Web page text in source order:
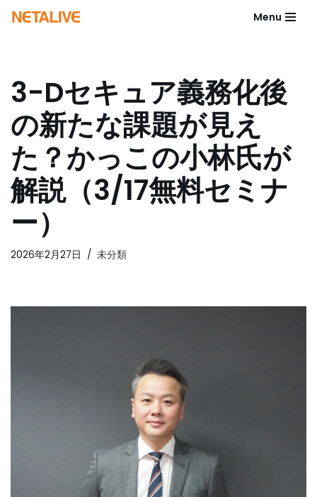
ン
ツ
へ
ス
キ
ッ
プ
Menu
3-Dセキュア義務化後
の新たな課題が見え
た？かっこの小林氏が
解説（3/17無料セミナ
ー）
2026年2月27日 未分類